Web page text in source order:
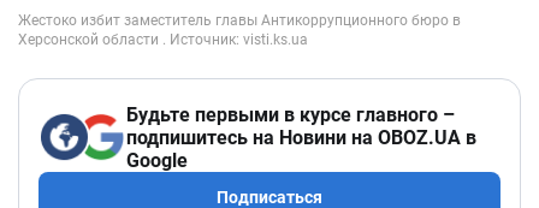
Будьте первыми в курсе главного –
подпишитесь на Новини на OBOZ.UA в
Google
Подписаться